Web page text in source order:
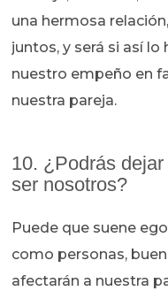
una hermosa
juntos, y será si así
nuestro empeño en
nuestra pareja.
10. ¿Podrás
ser nosotros?
Puede que suene
como personas,
afectarán a nuestra